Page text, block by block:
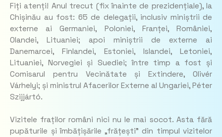
Fiți atenți! Anul trecut (fix înainte de prezidențiale), la
Chișinău au fost: 65 de delegații, inclusiv miniștrii de
externe ai Germaniei, Poloniei, Franței, României,
Olandei, Lituaniei; apoi miniștrii de externe ai
Danemarcei, Finlandei, Estoniei, Islandei, Letoniei,
Lituaniei, Norvegiei și Suediei; între timp a fost și
Comisarul pentru Vecinătate și Extindere, Olivér
Várhelyi; și ministrul Afacerilor Externe al Ungariei, Péter
Szijjártó.
Vizitele fraților români nici nu le mai socot. Asta fără
pupăturile și îmbățișările „frățești” din timpul vizitelor